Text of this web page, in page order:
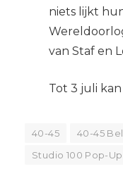
niets lijkt
van Staf en
Tot 3 juli
40-45 40-45
Studio 100 Pop-